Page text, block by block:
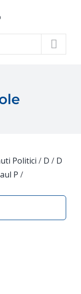
Politici / D / D
P /